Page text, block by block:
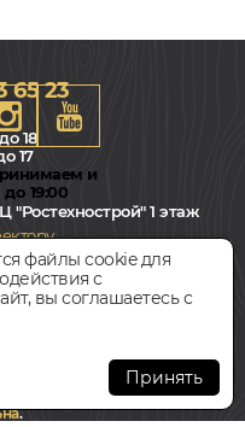
65 23
18
17
и
19:00
"Ростехнострой" 1 этаж
парковка
2011-2026. Все права
ссылка на сайт
.
файлы cookie для
с
вы соглашаетесь с
Принять